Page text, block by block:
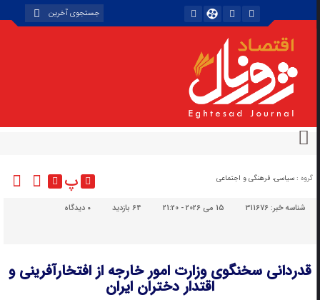
گروه : سیاسی، فرهنگی و اجتماعی پ
شناسه خبر:311676 15 می 2026 - 21:20 64 بازدید دیدگاه
قدردانی سخنگوی وزارت امور خارجه از افتخارآفرینی و
اقتدار دختران ایران